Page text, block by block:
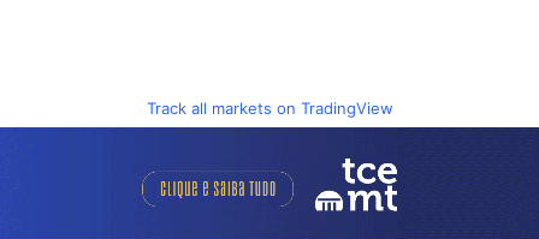
Track all markets on TradingView